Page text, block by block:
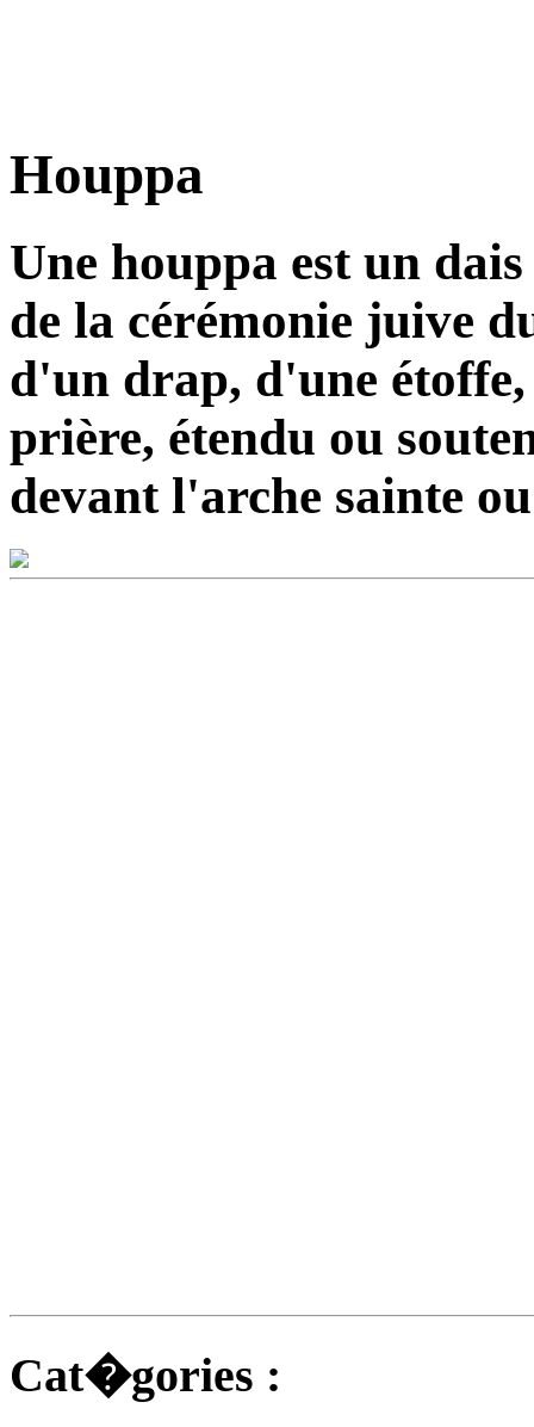
Houppa
Une houppa est un
de la cérémonie juive
d'un drap, d'une
prière, étendu ou
devant l'arche sainte
Cat�gories :